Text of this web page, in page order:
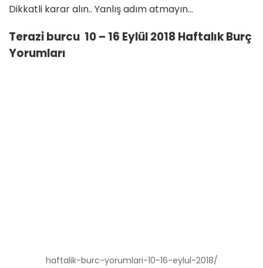
Dikkatli karar alın.. Yanlış adım atmayın…
Terazi burcu 10 – 16 Eylül 2018 Haftalık Burç
Yorumları
haftalik-burc-yorumlari-10-16-eylul-2018/